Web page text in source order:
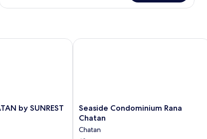
Zimmer
by SUNREST
by SUNREST RESORT
Seaside
Condominium
Chatan
Seaside Condominium Rana
Chatan
Chatan
Seaside Condominium Rana Chatan